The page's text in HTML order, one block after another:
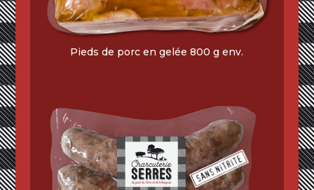
Pieds de porc en gelée 800 g env.